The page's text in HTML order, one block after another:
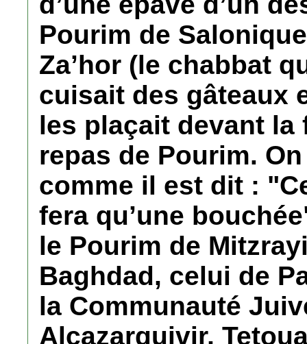
Pourim de
Za’hor (le chabbat
cuisait des gâteaux
les plaçait devant la
repas de Pourim.
comme il est dit :
fera qu’une
le Pourim de
Baghdad, celui de
la Communauté
Alcazarquivir,